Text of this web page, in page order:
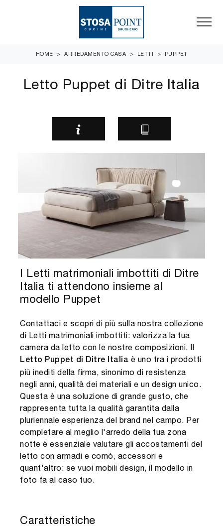
HOME > ARREDAMENTO CASA > LETTI > PUPPET
Letto Puppet di Ditre Italia
I Letti matrimoniali imbottiti di Ditre
Italia ti attendono insieme al
modello Puppet
Contattaci e scopri di più sulla nostra collezione
di Letti matrimoniali imbottiti: valorizza la tua
camera da letto con le nostre composizioni. Il
Letto Puppet di Ditre Italia è uno tra i prodotti
più inediti della firma, sinonimo di resistenza
negli anni, qualità dei materiali e un design unico.
Questa è una soluzione di grande gusto, che
rappresenta tutta la qualità garantita dalla
pluriennale esperienza del brand nel campo. Per
completare al meglio l'arredo della tua zona
notte è essenziale valutare gli accostamenti del
letto con armadi e comò, accessori e
quant'altro: se vuoi mobili design, il modello in
foto fa al caso tuo.
Caratteristiche